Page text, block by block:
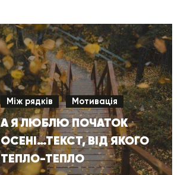
Між рядків Мотивація
А Я ЛЮБЛЮ ПОЧАТОК
ОСЕНІ…ТЕКСТ, ВІД ЯКОГО
ТЕПЛО-ТЕПЛО